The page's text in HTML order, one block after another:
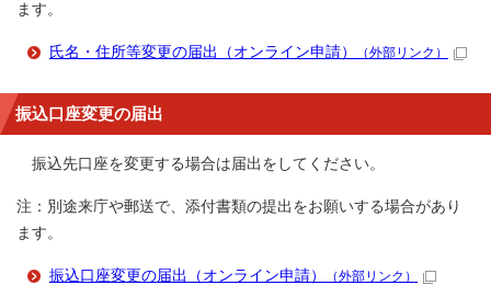
ます。
氏名・住所等変更の届出（オンライン申請） （外部リンク）
振込口座変更の届出
振込先口座を変更する場合は届出をしてください。
注：別途来庁や郵送で、添付書類の提出をお願いする場合があり
ます。
振込口座変更の届出（オンライン申請） （外部リンク）